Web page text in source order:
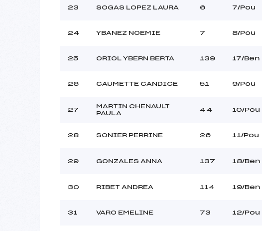
23 SOGAS LOPEZ LAURA 6 7/Pou
24 YBANEZ NOEMIE 7 8/Pou
25 ORIOL YBERN BERTA 139 17/Ben
26 CAUMETTE CANDICE 51 9/Pou
27
MARTIN CHENAULT
PAULA
44 10/Pou
28 SONIER PERRINE 26 11/Pou
29 GONZALES ANNA 137 18/Ben
30 RIBET ANDREA 114 19/Ben
31 VARO EMELINE 73 12/Pou